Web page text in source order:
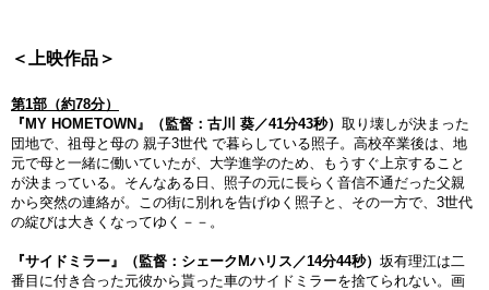
＜上映作品＞
第1部（約78分）
『MY HOMETOWN』（監督：古川 葵／41分43秒） 取り壊しが決まった
団地で、祖母と母の 親子3世代 で暮らしている照子。高校卒業後は、地
元で母と一緒に働いていたが、大学進学のため、もうすぐ上京すること
が決まっている。そんなある日、照子の元に長らく音信不通だった父親
から突然の連絡が。この街に別れを告げゆく照子と、その一方で、3世代
の綻びは大きくなってゆく－－。
『サイドミラー』（監督：シェークMハリス／14分44秒） 坂有理江は二
番目に付き合った元彼から貰った車のサイドミラーを捨てられない。画